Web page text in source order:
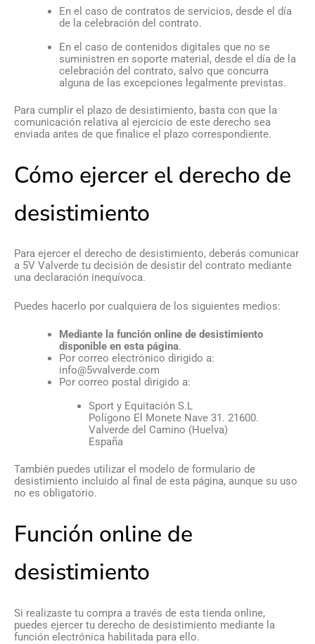
En el caso de contratos de servicios, desde el día
de la celebración del contrato.
En el caso de contenidos digitales que no se
suministren en soporte material, desde el día de la
celebración del contrato, salvo que concurra
alguna de las excepciones legalmente previstas.
Para cumplir el plazo de desistimiento, basta con que la
comunicación relativa al ejercicio de este derecho sea
enviada antes de que finalice el plazo correspondiente.
Cómo ejercer el derecho de
desistimiento
Para ejercer el derecho de desistimiento, deberás comunicar
a 5V Valverde tu decisión de desistir del contrato mediante
una declaración inequívoca.
Puedes hacerlo por cualquiera de los siguientes medios:
Mediante la función online de desistimiento
disponible en esta página.
Por correo electrónico dirigido a:
info@5vvalverde.com
Por correo postal dirigido a:
Sport y Equitación S.L
Polígono El Monete Nave 31. 21600.
Valverde del Camino (Huelva)
España
También puedes utilizar el modelo de formulario de
desistimiento incluido al final de esta página, aunque su uso
no es obligatorio.
Función online de
desistimiento
Si realizaste tu compra a través de esta tienda online,
puedes ejercer tu derecho de desistimiento mediante la
función electrónica habilitada para ello.